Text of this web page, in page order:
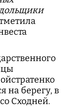
на берегу, в
Сходней.